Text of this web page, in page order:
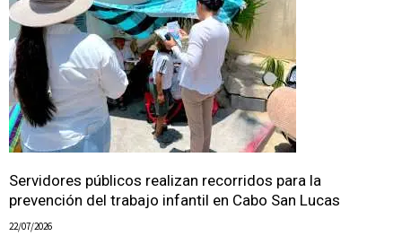
Servidores públicos realizan recorridos para la
prevención del trabajo infantil en Cabo San Lucas
22/07/2026